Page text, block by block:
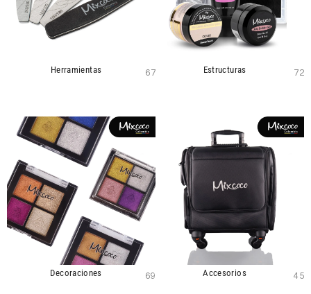
Herramientas 67 Estructuras 72
Decoraciones 69 Accesorios 45